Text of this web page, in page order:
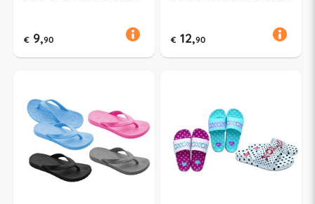
€ 9,90 € 12,90